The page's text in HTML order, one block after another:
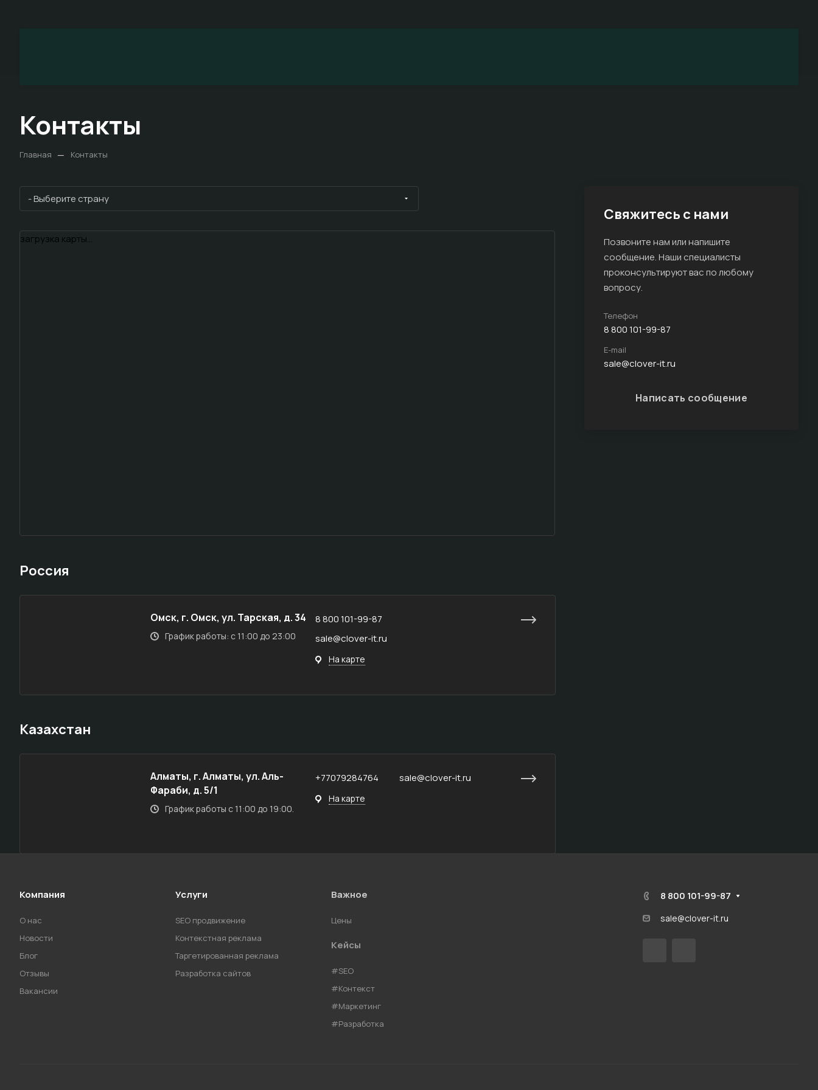
Контакты
Главная — Контакты
- Выберите страну
загрузка карты...
Россия
Омск, г. Омск, ул. Тарская, д. 34
График работы: с 11:00 до 23:00
8 800 101-99-87
sale@clover-it.ru
На карте
Казахстан
Алматы, г. Алматы, ул. Аль-
Фараби, д. 5/1
График работы с 11:00 до 19:00.
+77079284764 sale@clover-it.ru
На карте
Свяжитесь с нами
Позвоните нам или напишите
сообщение. Наши специалисты
проконсультируют вас по любому
вопросу.
Телефон
8 800 101-99-87
E-mail
sale@clover-it.ru
Написать сообщение
Компания
О нас
Новости
Блог
Отзывы
Вакансии
Услуги
SEO продвижение
Контекстная реклама
Таргетированная реклама
Разработка сайтов
Важное
Цены
Кейсы
#SEO
#Контекст
#Маркетинг
#Разработка
8 800 101-99-87
sale@clover-it.ru